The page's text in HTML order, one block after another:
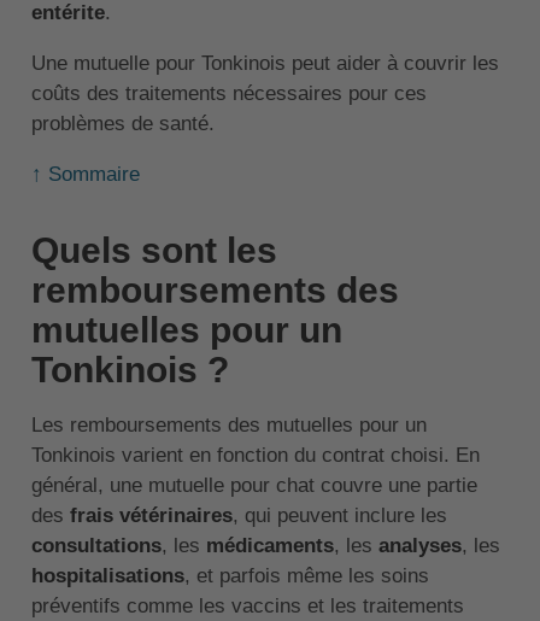
entérite.
Une mutuelle pour Tonkinois peut aider à couvrir les
coûts des traitements nécessaires pour ces
problèmes de santé.
↑ Sommaire
Quels sont les
remboursements des
mutuelles pour un
Tonkinois ?
Les remboursements des mutuelles pour un
Tonkinois varient en fonction du contrat choisi. En
général, une mutuelle pour chat couvre une partie
des frais vétérinaires, qui peuvent inclure les
consultations, les médicaments, les analyses, les
hospitalisations, et parfois même les soins
préventifs comme les vaccins et les traitements